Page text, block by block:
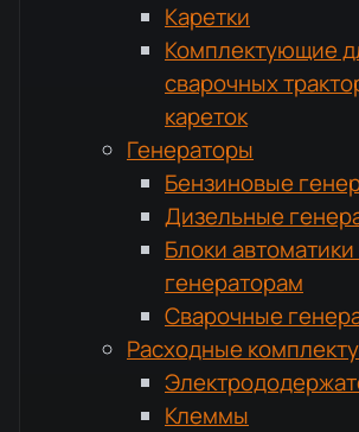
Каретки
Комплектующие
сварочных
кареток
Генераторы
Бензиновые
Дизельные
Блоки автоматики
генераторам
Сварочные
Расходные
Клеммы